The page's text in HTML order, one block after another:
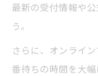
最新の受付情報や
う。
さらに、オンライ
番待ちの時間を大